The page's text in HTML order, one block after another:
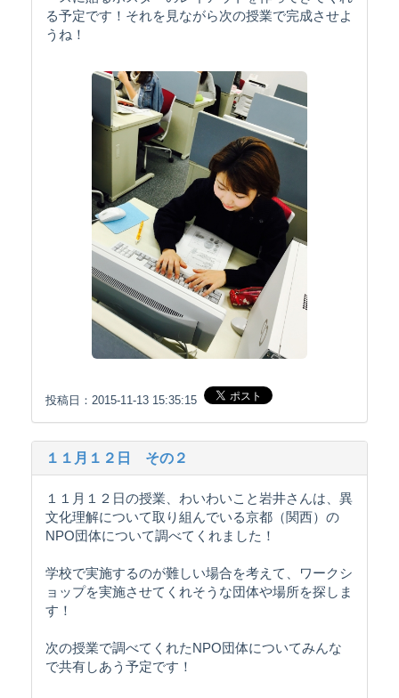
る予定です！それを見ながら次の授業で完成させよ
うね！
投稿日：2015-11-13 15:35:15
１１月１２日 その２
１１月１２日の授業、わいわいこと岩井さんは、異
文化理解について取り組んでいる京都（関西）の
NPO団体について調べてくれました！
学校で実施するのが難しい場合を考えて、ワークシ
ョップを実施させてくれそうな団体や場所を探しま
す！
次の授業で調べてくれたNPO団体についてみんな
で共有しあう予定です！